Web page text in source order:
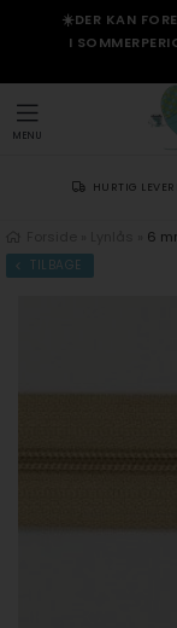
☀️DER KAN
I
MENU
HURTIG
6
TILBAGE